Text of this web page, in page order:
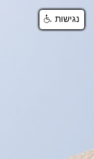
נגישות
נגישות
נגישות